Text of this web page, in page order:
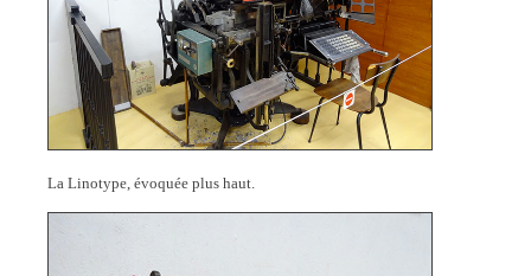
La Linotype, évoquée plus haut.